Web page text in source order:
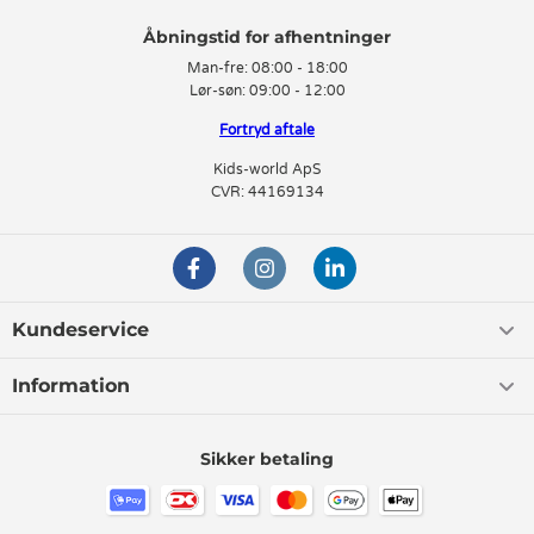
krokodiller, solhatte med skyer, solhatte med hjerter, solhatte med
prikker, solhatte med fisk, solhatte med tern, solhatte med stjerner,
solhatte med frugter, solhatte med leopardprikker og solhatte med
Kig dig omkring i vores store udvalg og se om der ikke er noget, som
forskellige danske og internationale brands. Det betyder, at der er
masser at vælge imellem, både når det kommer til farver, stilarter og
Solhatte til børn med flotte detaljer
Man-fre: 08:00 - 18:00
Lør-søn: 09:00 - 12:00
Fortryd aftale
Kids-world ApS
CVR: 44169134
Kundeservice
Information
Sikker betaling